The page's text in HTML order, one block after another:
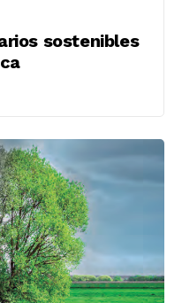
sostenibles